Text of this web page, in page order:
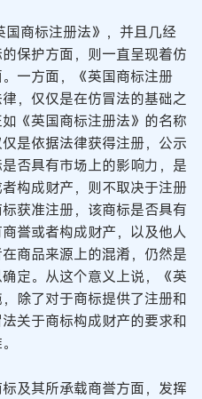
商标注册法》，并且几经
保护方面，则一直呈现着仿
一方面，《英国商标注册
，仅仅是在仿冒法的基础之
《英国商标注册法》的名称
是依据法律获得注册，公示
否具有市场上的影响力，是
构成财产，则不取决于注册
获准注册，该商标是否具有
誉或者构成财产，以及他人
商品来源上的混淆，仍然是
定。从这个意义上说，《英
除了对于商标提供了注册和
关于商标构成财产的要求和
及其所承载商誉方面，发挥